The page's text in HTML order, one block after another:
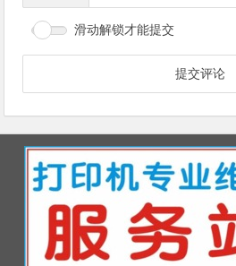
滑动解锁才能提交